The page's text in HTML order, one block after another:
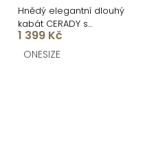
Hnědý elegantní dlouhý
kabát CERADY s
opaskem
1 399 Kč
ONESIZE